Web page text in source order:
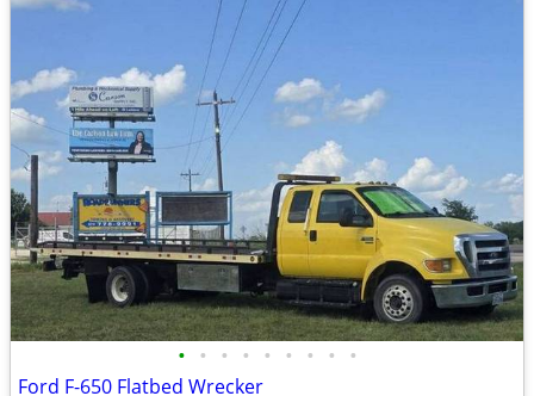
• • • • • • • • •
Ford F-650 Flatbed Wrecker